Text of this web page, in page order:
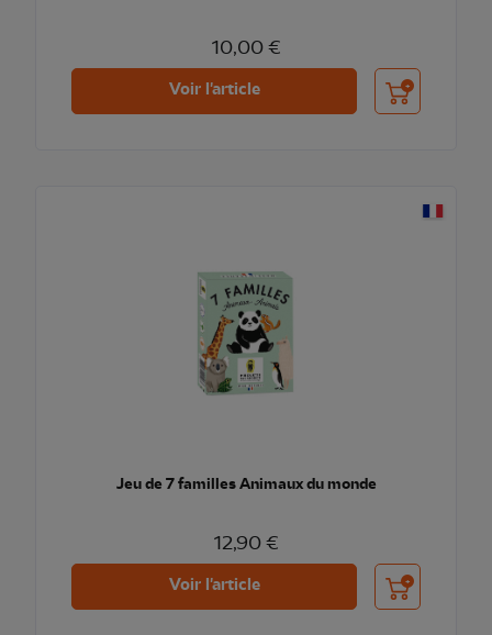
10,00 €
Voir l'article Ajouter au
Jeu de 7 familles Animaux du monde
12,90 €
Voir l'article Ajouter au